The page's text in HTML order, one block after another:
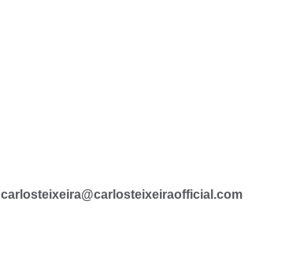
carlosteixeira@carlosteixeiraofficial.com